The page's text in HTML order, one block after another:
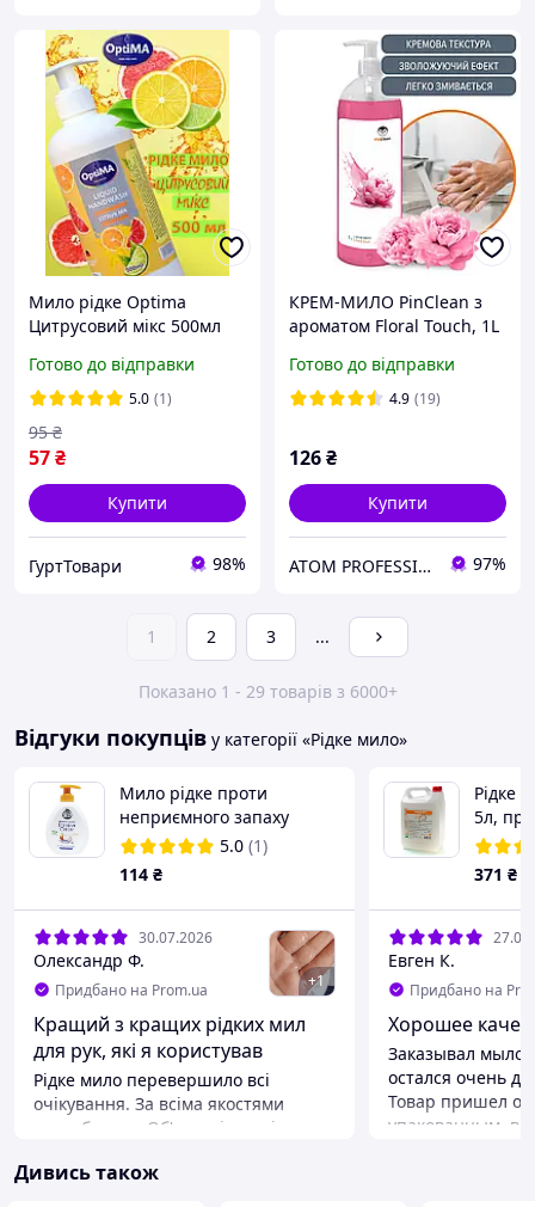
Мило рідке Optima
Цитрусовий мікс 500мл
Готово до відправки
5.0 (1)
57₴
95 ₴
Купити
ГуртТовари 98%
КРЕМ-МИЛО PinClean з
ароматом Floral Touch, 1L
Готово до відправки
4.9 (19)
126₴
Купити
ATOM PROFESSIONAL - Інтернет магазин автохімії 97%
1 2 3 ...
Показано 1 - 29 товарів з 6000+
Відгуки покупців у категорії «Рідке мило»
Мило рідке проти
неприємного запаху
fresh&clean sap.elimina
odori 300 мл.
5.0 (1)
114 ₴
30.07.2026
Олександр Ф.
Придбано на Prom.ua +1
Кращий з кращих рідких мил
для рук, які я користував
Рідке мило перевершило всі
очікування. За всіма якостями
сподобалося. Об'єм, якість, ціна-
густина, прозора рідина, вельми
Рідке
5л,
РН
371 ₴
Евген К.
Придбано на
Хорошее
Заказывал мыло
остался очень
Товар пришел
упакованным,
Дивись також